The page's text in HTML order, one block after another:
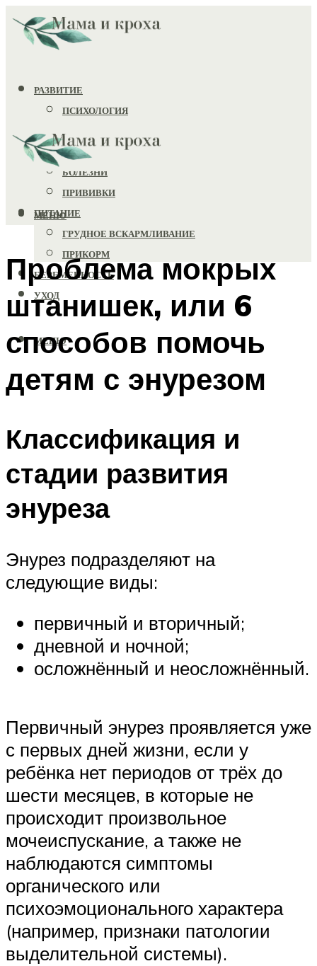
РАЗВИТИЕ
ПСИХОЛОГИЯ
ИГРУШКИ
ЗДОРОВЬЕ
БОЛЕЗНИ
ПРИВИВКИ
ПИТАНИЕ
ГРУДНОЕ ВСКАРМЛИВАНИЕ
ПРИКОРМ
БЕРЕМЕННОСТЬ
УХОД
МЕНЮ
МЕНЮ
Проблема мокрых
штанишек, или 6
способов помочь
детям с энурезом
Классификация и
стадии развития
энуреза
Энурез подразделяют на
следующие виды:
первичный и вторичный;
дневной и ночной;
осложнённый и неосложнённый.
Первичный энурез проявляется уже
с первых дней жизни, если у
ребёнка нет периодов от трёх до
шести месяцев, в которые не
происходит произвольное
мочеиспускание, а также не
наблюдаются симптомы
органического или
психоэмоционального характера
(например, признаки патологии
выделительной системы).